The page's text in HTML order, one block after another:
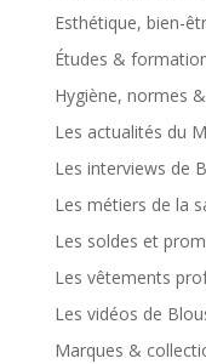
Esthétique, bien-
Études &
Hygiène, normes
Les actualités du
Les interviews de
Les métiers de la
Les soldes et
Les vêtements
Les vidéos de
Marques &